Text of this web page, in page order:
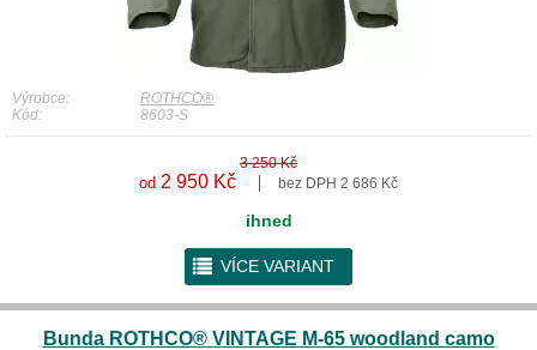
Výrobce:
ROTHCO®
Kód:
8603-S
3 250 Kč
od 2 950 Kč bez DPH 2 686 Kč
ihned
r VÍCE VARIANT
Bunda ROTHCO® VINTAGE M-65 woodland camo